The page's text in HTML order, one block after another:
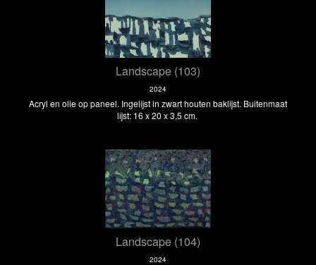
Landscape (103)
2024
Acryl en olie op paneel. Ingelijst in zwart houten baklijst. Buitenmaat
lijst: 16 x 20 x 3,5 cm.
Landscape (104)
2024